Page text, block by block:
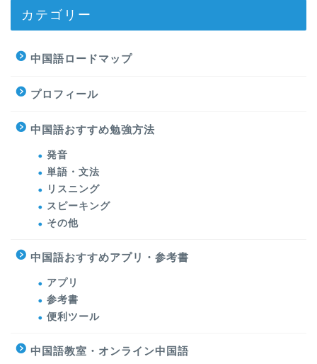
カテゴリー
中国語ロードマップ
プロフィール
中国語おすすめ勉強方法
発音
単語・文法
リスニング
スピーキング
その他
中国語おすすめアプリ・参考書
アプリ
参考書
便利ツール
中国語教室・オンライン中国語